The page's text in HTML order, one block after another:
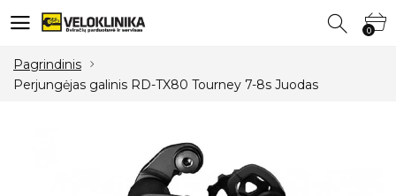
0 0
Pagrindinis
Perjungėjas galinis RD-TX80 Tourney 7-8s Juodas